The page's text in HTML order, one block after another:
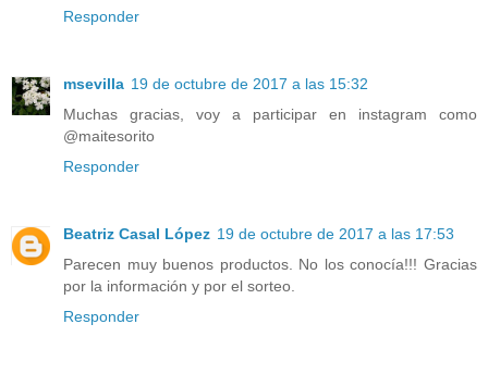
Responder
msevilla 19 de octubre de 2017 a las 15:32
Muchas gracias, voy a participar en instagram como
@maitesorito
Responder
Beatriz Casal López 19 de octubre de 2017 a las 17:53
Parecen muy buenos productos. No los conocía!!! Gracias
por la información y por el sorteo.
Responder